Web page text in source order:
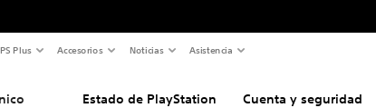
PS Plus Accesorios Noticias Asistencia
Estado de PlayStation Cuenta y seguridad